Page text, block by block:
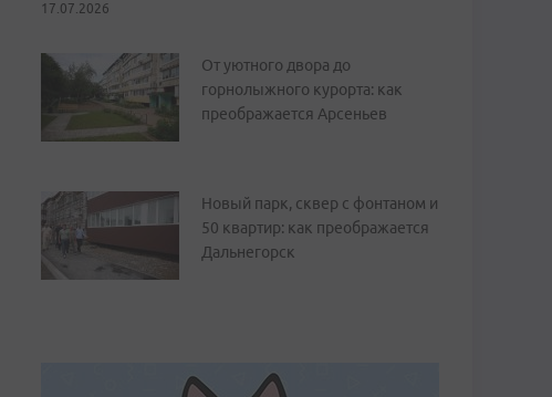
17.07.2026
От уютного двора до
горнолыжного курорта: как
преображается Арсеньев
Новый парк, сквер с фонтаном и
50 квартир: как преображается
Дальнегорск